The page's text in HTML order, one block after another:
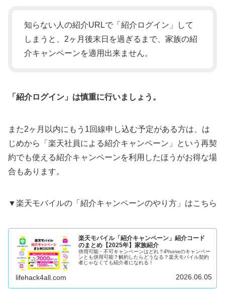
知らない人の紹介URLで「紹介ログイン」して
しまうと、2ヶ月後末日を過ぎるまで、家族の紹
介キャンペーンを適用出来ません。
「紹介ログイン」は慎重に行いましょう。
また2ヶ月以内にもう1回線申し込む予定がある方は、は
じめから「楽天社員による紹介キャンペーン」という再契
約でも使える紹介キャンペーンを利用したほうがお得な場
合もあります。
▼楽天モバイルの「紹介キャンペーンのやり方」はこちら
楽天モバイル「紹介キャンペーン」紹介コード
のまとめ【2025年】家族紹介
併用可能・不可キャンペーンはどれ？iPhoneのキャンペー
ンとも併用可能？解約したらどうなる？楽天モバイル契約
者じゃなくても紹介者になれる！
lifehack4all.com 2026.06.05